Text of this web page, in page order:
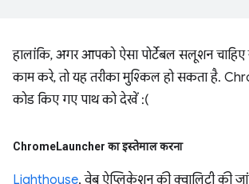
हालांकि, अगर आपको ऐसा पोर्टेबल सलूशन चाहिए
काम करे, तो यह तरीका मुश्किल हो सकता है.
कोड किए गए पाथ को देखें :(
ChromeLauncher का इस्तेमाल करना
Lighthouse, वेब ऐप्लिकेशन की क्वालिटी की